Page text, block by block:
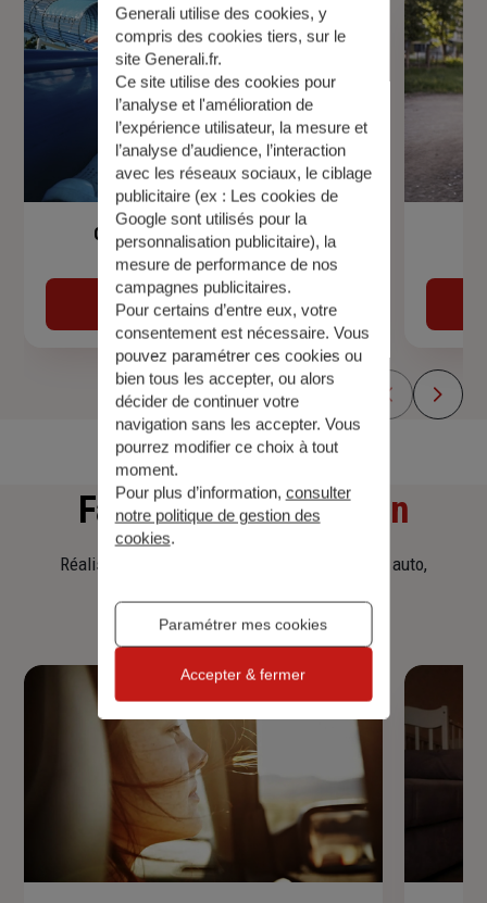
Garantie Accidents de la Vie
Découvrir
Faitesune simulation
Réalisez une simulation tarifaire d'assurance, auto,
Generali utilise des cookies, y
compris des cookies tiers, sur le
site Generali.fr.
Ce site utilise des cookies pour
l’analyse et l'amélioration de
l’expérience utilisateur, la mesure et
l’analyse d’audience, l’interaction
avec les réseaux sociaux, le ciblage
publicitaire (ex : Les cookies de
Google sont utilisés pour la
personnalisation publicitaire), la
mesure de performance de nos
campagnes publicitaires.
Pour certains d’entre eux, votre
consentement est nécessaire. Vous
pouvez paramétrer ces cookies ou
bien tous les accepter, ou alors
décider de continuer votre
navigation sans les accepter. Vous
pourrez modifier ce choix à tout
moment.
Pour plus d’information, consulter
notre politique de gestion des
cookies.
Paramétrer mes cookies
Accepter & fermer